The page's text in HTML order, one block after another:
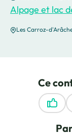
Alpage et lac
Les Carroz-
Ce